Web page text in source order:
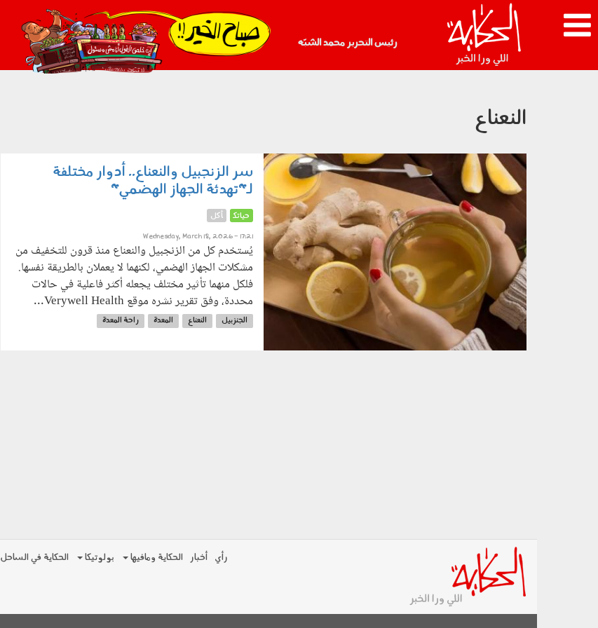
رئيس التحرير محمد الشبّه
021_2.png
النعناع
180303.jpg
سر الزنجبيل والنعناع.. أدوار مختلفة
لـ"تهدئة الجهاز الهضمي"
حياتك أكل
Wednesday, March 18, 2026 - 17:21
يُستخدم كل من الزنجبيل والنعناع منذ قرون للتخفيف من
مشكلات الجهاز الهضمي، لكنهما لا يعملان بالطريقة نفسها.
فلكل منهما تأثير مختلف يجعله أكثر فاعلية في حالات
محددة، وفق تقرير نشره موقع Verywell Health...
الجنزبيل النعناع المعدة راحة المعدة
رأي أخبار الحكاية ومافيها بولوتيكا الحكاية في الساحل